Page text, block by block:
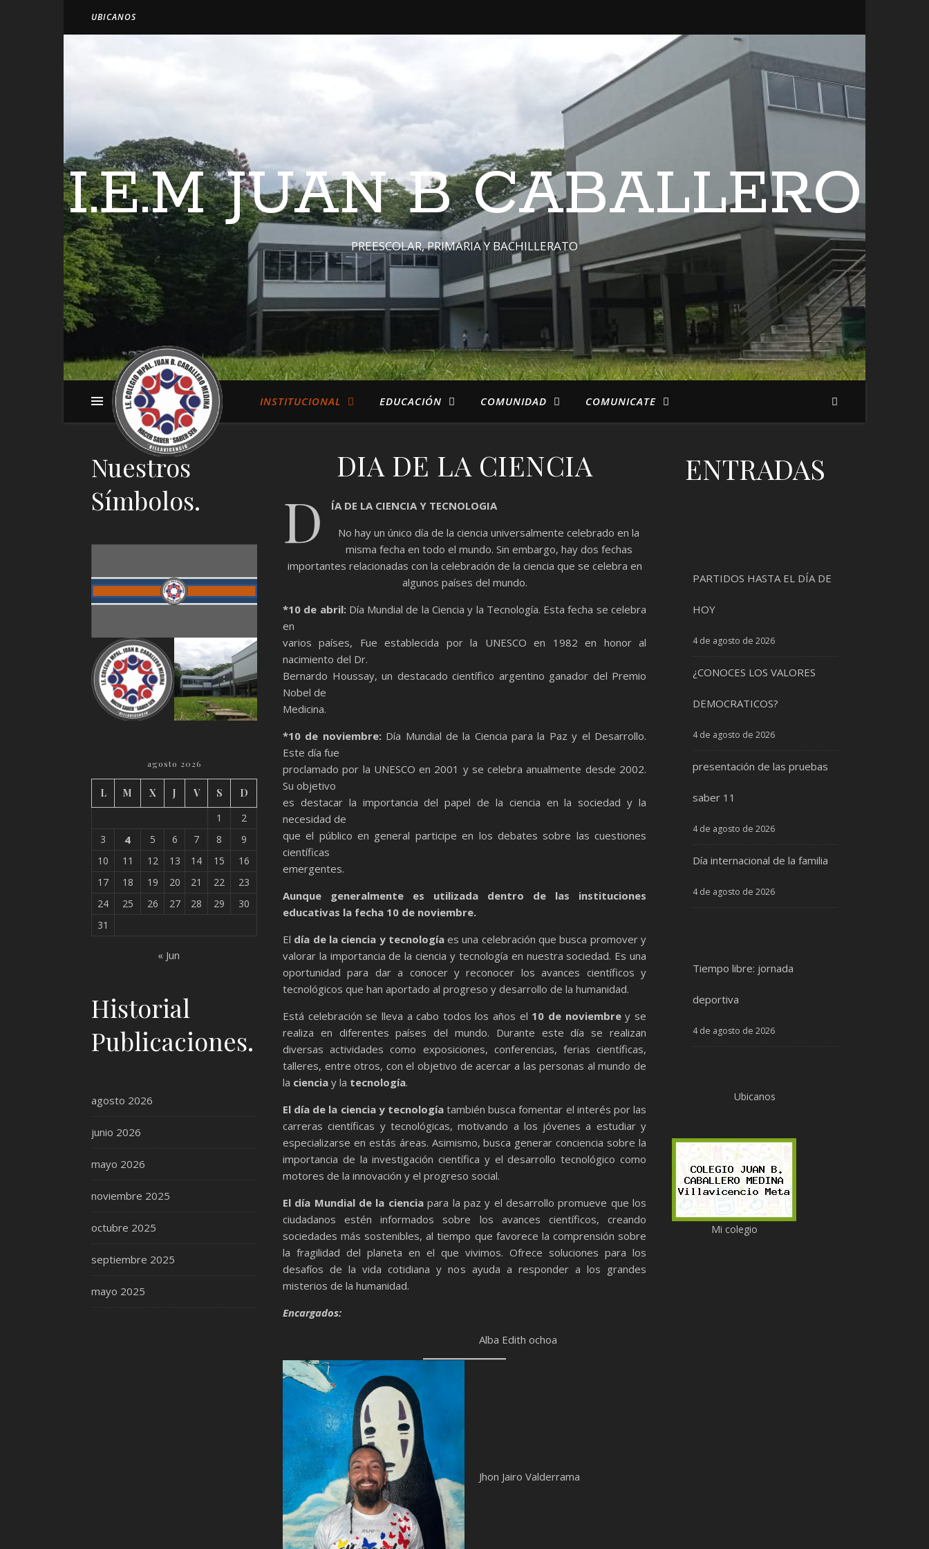
UBICANOS
I.E.M JUAN B CABALLERO
PREESCOLAR, PRIMARIA Y BACHILLERATO
INSTITUCIONAL EDUCACIÓN COMUNIDAD COMUNICATE
Nuestros
Símbolos.
agosto 2026
L M X J V S
D
1
2
3
4 5 6 7 8
9
10
11 12 13 14 15
16
17
18 19 20 21 22
23
24
25 26 27 28 29
30
31
« Jun
Historial
Publicaciones.
agosto 2026
junio 2026
mayo 2026
noviembre 2025
octubre 2025
septiembre 2025
mayo 2025
DIA DE LA CIENCIA
D
ÍA DE LA CIENCIA Y TECNOLOGIA
No hay un único día de la ciencia universalmente celebrado en la
misma fecha en todo el mundo. Sin embargo, hay dos fechas
importantes relacionadas con la celebración de la ciencia que se celebra en
algunos países del mundo.
*10 de abril: Día Mundial de la Ciencia y la Tecnología. Esta fecha se celebra
en
varios países, Fue establecida por la UNESCO en 1982 en honor al
nacimiento del Dr.
Bernardo Houssay, un destacado científico argentino ganador del Premio
Nobel de
Medicina.
*10 de noviembre: Día Mundial de la Ciencia para la Paz y el Desarrollo.
Este día fue
proclamado por la UNESCO en 2001 y se celebra anualmente desde 2002.
Su objetivo
es destacar la importancia del papel de la ciencia en la sociedad y la
necesidad de
que el público en general participe en los debates sobre las cuestiones
científicas
emergentes.
Aunque generalmente es utilizada dentro de las instituciones
educativas la fecha 10 de noviembre.
El día de la ciencia y tecnologíaes una celebración que busca promover y
valorar la importancia de la ciencia y tecnología en nuestra sociedad. Es una
oportunidad para dar a conocer y reconocer los avances científicos y
tecnológicos que han aportado al progreso y desarrollo de la humanidad.
Está celebración se lleva a cabo todos los años el 10 de noviembrey se
realiza en diferentes países del mundo. Durante este día se realizan
diversas actividades como exposiciones, conferencias, ferias científicas,
talleres, entre otros, con el objetivo de acercar a las personas al mundo de
la ciencia y la tecnología.
El día de la ciencia y tecnologíatambién busca fomentar el interés por las
carreras científicas y tecnológicas, motivando a los jóvenes a estudiar y
especializarse en estás áreas. Asimismo, busca generar conciencia sobre la
importancia de la investigación científica y el desarrollo tecnológico como
motores de la innovación y el progreso social.
El día Mundial de la cienciapara la paz y el desarrollo promueve que los
ciudadanos estén informados sobre los avances científicos, creando
sociedades más sostenibles, al tiempo que favorece la comprensión sobre
la fragilidad del planeta en el que vivimos. Ofrece soluciones para los
desafíos de la vida cotidiana y nos ayuda a responder a los grandes
misterios de la humanidad.
Encargados:
Alba Edith ochoa
Jhon Jairo Valderrama
ENTRADAS
PARTIDOS HASTA EL DÍA DE
HOY
4 de agosto de 2026
¿CONOCES LOS VALORES
DEMOCRATICOS?
4 de agosto de 2026
presentación de las pruebas
saber 11
4 de agosto de 2026
Día internacional de la familia
4 de agosto de 2026
Tiempo libre: jornada
deportiva
4 de agosto de 2026
Ubicanos
Mi colegio